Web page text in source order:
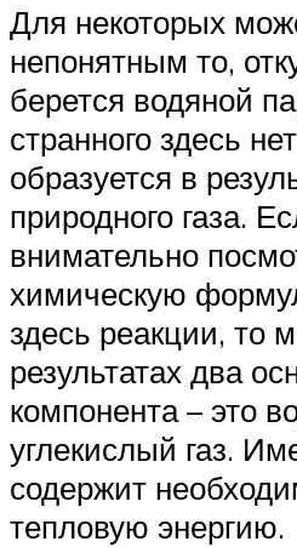
Для некоторых
непонятным то,
берется водяной
странного здесь
образуется в
природного газа.
внимательно
химическую
здесь реакции, то
результатах два
компонента – это
углекислый газ.
содержит
тепловую энергию.